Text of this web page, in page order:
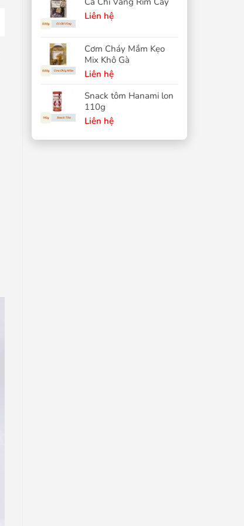
Liên hệ
Cơm Cháy Mắm Kẹo
Mix Khô Gà
Liên hệ
Snack tôm Hanami lon
110g
Liên hệ